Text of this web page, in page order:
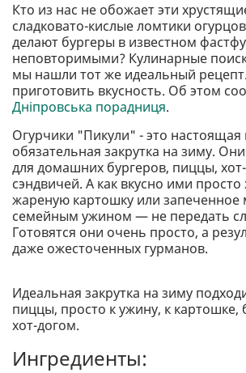
Кто из нас не обожает эти
сладковато-кислые ломтики
делают бургеры в известном
неповторимыми? Кулинарные
мы нашли тот же идеальный
приготовить вкусность. Об этом
Дніпровська порадниця.
Огурчики "Пикули" - это настоящая
обязательная закрутка на зиму.
для домашних бургеров, пиццы,
сэндвичей. А как вкусно ими просто
жареную картошку или запеченное
семейным ужином — не передать
Готовятся они очень просто, а
даже ожесточенных гурманов.
Идеальная закрутка на зиму
пиццы, просто к ужину, к картошке,
хот-догом.
Ингредиенты: